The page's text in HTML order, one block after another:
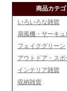
商品カテ
いろいろな雑貨
扇風機・サーキュ
フェイクグリーン
アウトドア・スポ
インテリア雑貨
収納雑貨